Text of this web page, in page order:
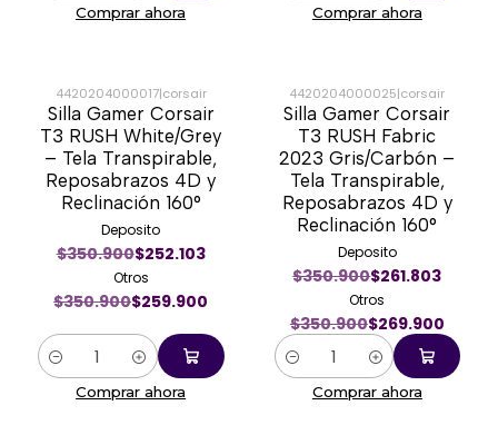
Comprar ahora Comprar ahora
-26%
4420204000017|corsair
Silla Gamer Corsair
T3 RUSH White/Grey
– Tela Transpirable,
Reposabrazos 4D y
Reclinación 160°
Deposito
$350.900$252.103
Otros
$350.900$259.900
Cantidad
Comprar ahora
-23%
4420204000025|corsair
Silla Gamer Corsair
T3 RUSH Fabric
2023 Gris/Carbón –
Tela Transpirable,
Reposabrazos 4D y
Reclinación 160°
Deposito
$350.900$261.803
Otros
$350.900$269.900
Cantidad
Comprar ahora